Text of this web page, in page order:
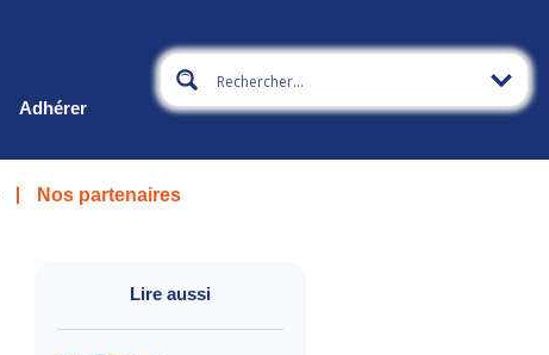
Adhérer
Nos partenaires
Lire aussi